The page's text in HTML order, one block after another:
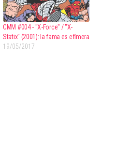
CMM #004 - "X-Force" / "X-
Statix" (2001): la fama es efímera
19/05/2017